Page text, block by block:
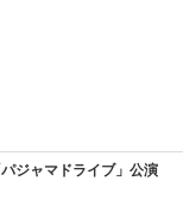
ジャマドライブ」公演